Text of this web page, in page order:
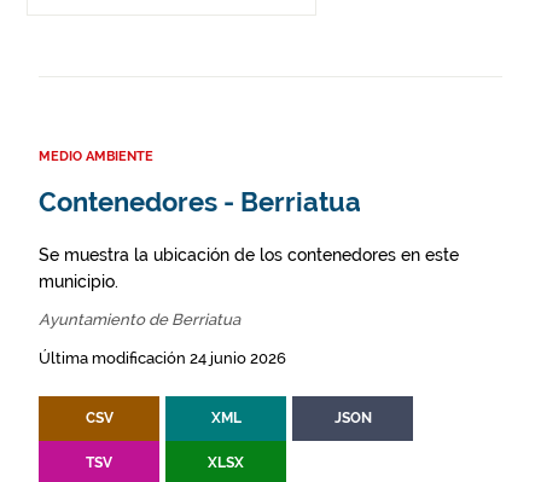
MEDIO AMBIENTE
Contenedores - Berriatua
Se muestra la ubicación de los contenedores en este
municipio.
Ayuntamiento de Berriatua
Última modificación 24 junio 2026
CSV XML JSON
TSV XLSX